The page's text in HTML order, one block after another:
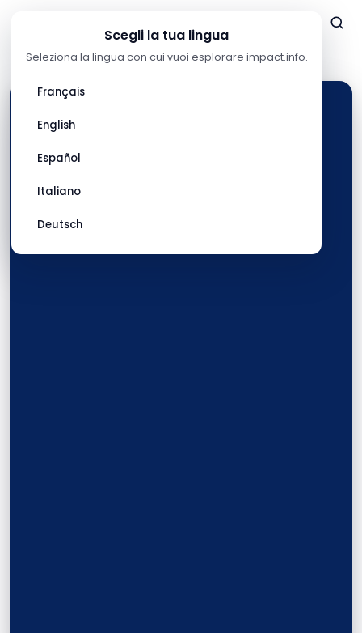
Scegli la tua lingua
Seleziona la lingua con cui vuoi esplorare impact.info.
Français
English
Español
Italiano
Deutsch